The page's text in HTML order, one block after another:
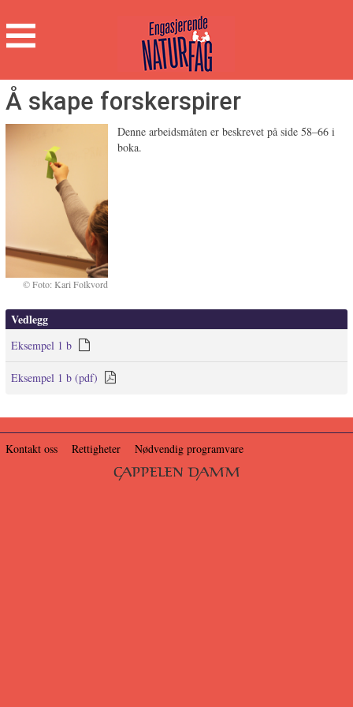
Hovedmeny
Naturfag
Å skape forskerspirer
Foto: Kari Folkvord
Denne arbeidsmåten er beskrevet på side 58–66 i
boka.
Vedlegg
Eksempel 1 b
Eksempel 1 b (pdf)
Kontakt oss Rettigheter Nødvendig programvare